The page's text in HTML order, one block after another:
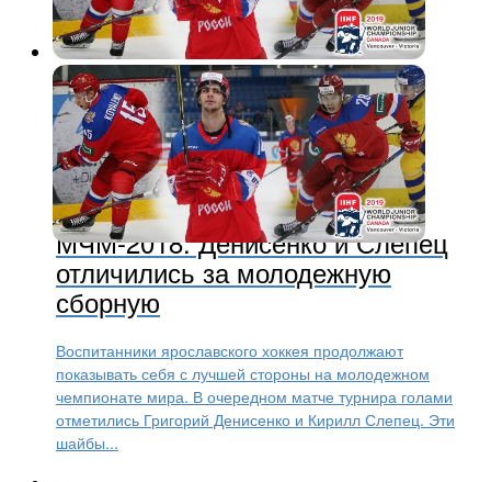
Молодежный хоккей8 лет назад
МЧМ-2018: Денисенко и Слепец
отличились за молодежную
сборную
Воспитанники ярославского хоккея продолжают
показывать себя с лучшей стороны на молодежном
чемпионате мира. В очередном матче турнира голами
отметились Григорий Денисенко и Кирилл Слепец. Эти
шайбы...